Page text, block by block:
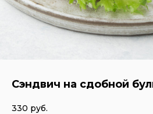
Сэндвич на сдобной
330 руб.